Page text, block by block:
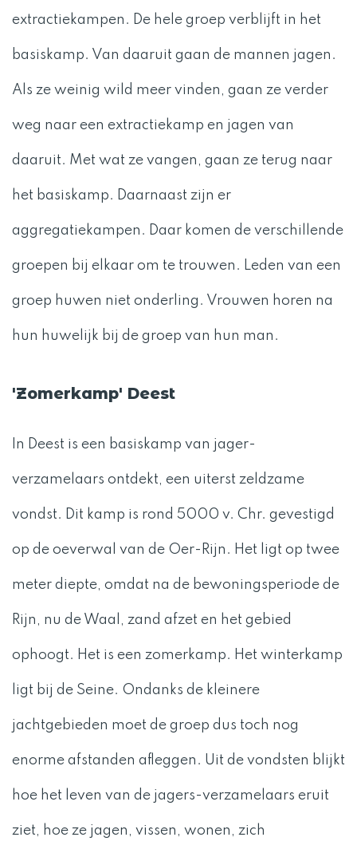
extractiekampen. De hele groep verblijft in het
basiskamp. Van daaruit gaan de mannen jagen.
Als ze weinig wild meer vinden, gaan ze verder
weg naar een extractiekamp en jagen van
daaruit. Met wat ze vangen, gaan ze terug naar
het basiskamp. Daarnaast zijn er
aggregatiekampen. Daar komen de verschillende
groepen bij elkaar om te trouwen. Leden van een
groep huwen niet onderling. Vrouwen horen na
hun huwelijk bij de groep van hun man.
'Zomerkamp' Deest
In Deest is een basiskamp van jager-
verzamelaars ontdekt, een uiterst zeldzame
vondst. Dit kamp is rond 5000 v. Chr. gevestigd
op de oeverwal van de Oer-Rijn. Het ligt op twee
meter diepte, omdat na de bewoningsperiode de
Rijn, nu de Waal, zand afzet en het gebied
ophoogt. Het is een zomerkamp. Het winterkamp
ligt bij de Seine. Ondanks de kleinere
jachtgebieden moet de groep dus toch nog
enorme afstanden afleggen. Uit de vondsten blijkt
hoe het leven van de jagers-verzamelaars eruit
ziet, hoe ze jagen, vissen, wonen, zich